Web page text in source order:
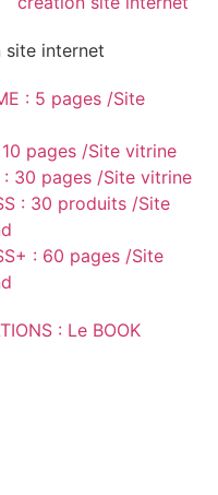
site internet
: 5 pages /Site
10 pages /Site vitrine
: 30 pages /Site vitrine
: 30 produits /Site
: 60 pages /Site
: Le BOOK